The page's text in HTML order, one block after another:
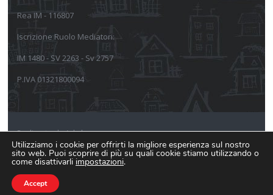
Rea IM - 116807
Iscrizione Ruolo Mediatori:
IM 1480 - SV 2263 - Sv 2757
P.IVA 01321800094
Realizzato da Arkeba
Informativa sulla privacy
Informativa estesa Cookie Policy
Utilizziamo i cookie per offrirti la migliore esperienza sul nostro
sito web. Puoi scoprire di più su quali cookie stiamo utilizzando o
come disattivarli impostazioni.
Accept